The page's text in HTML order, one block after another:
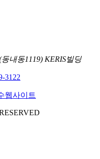
내동1119) KERIS빌딩
3122